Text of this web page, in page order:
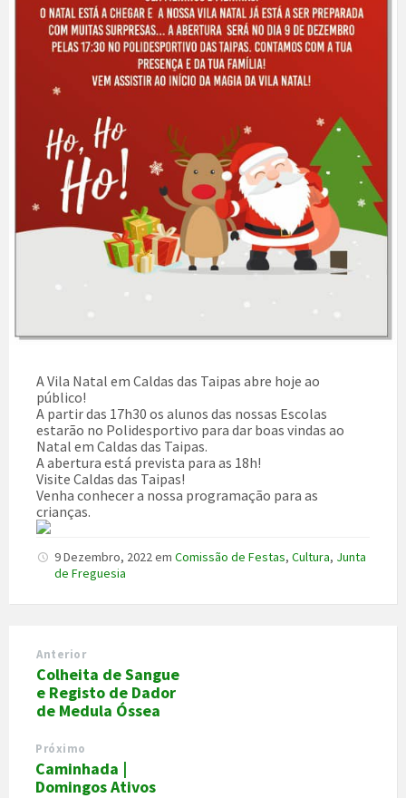
A Vila Natal em Caldas das Taipas abre hoje ao
público!
A partir das 17h30 os alunos das nossas Escolas
estarão no Polidesportivo para dar boas vindas ao
Natal em Caldas das Taipas.
A abertura está prevista para as 18h!
Visite Caldas das Taipas!
Venha conhecer a nossa programação para as
crianças.
9 Dezembro, 2022em Comissão de Festas, Cultura, Junta
de Freguesia
Anterior
Colheita de Sangue
e Registo de Dador
de Medula Óssea
Próximo
Caminhada |
Domingos Ativos